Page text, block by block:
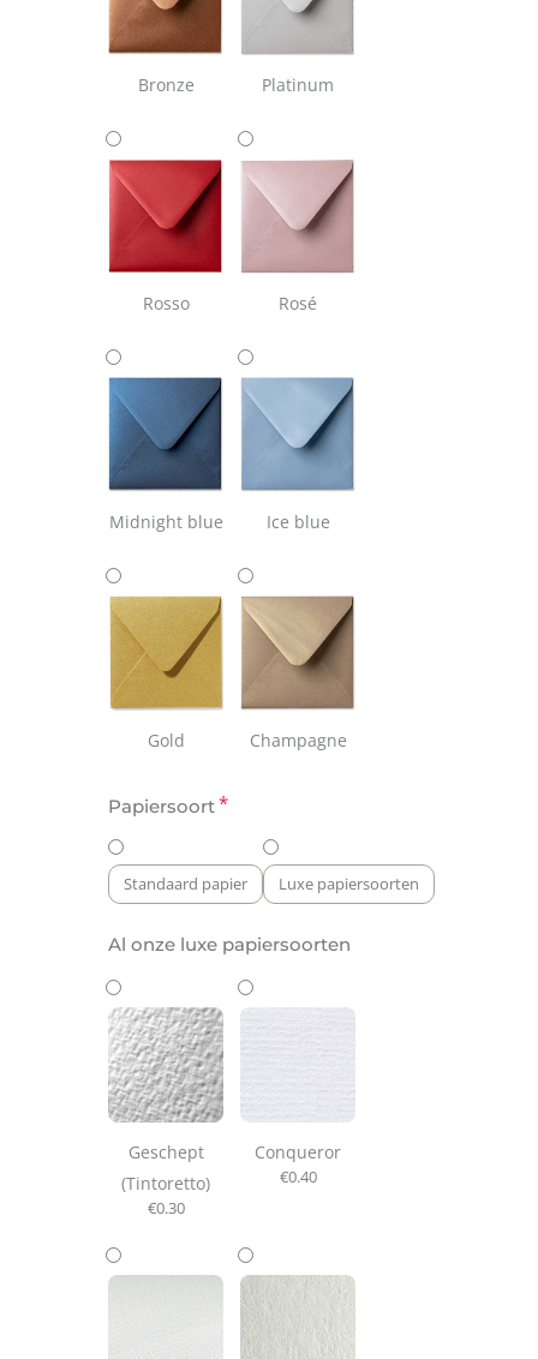
Bronze Platinum
Rosso Rosé
Midnight blue Ice blue
Gold Champagne
Papiersoort*
Standaard papier Luxe papiersoorten
Al onze luxe papiersoorten
Geschept
(Tintoretto)
€0.30
Conqueror
€0.40